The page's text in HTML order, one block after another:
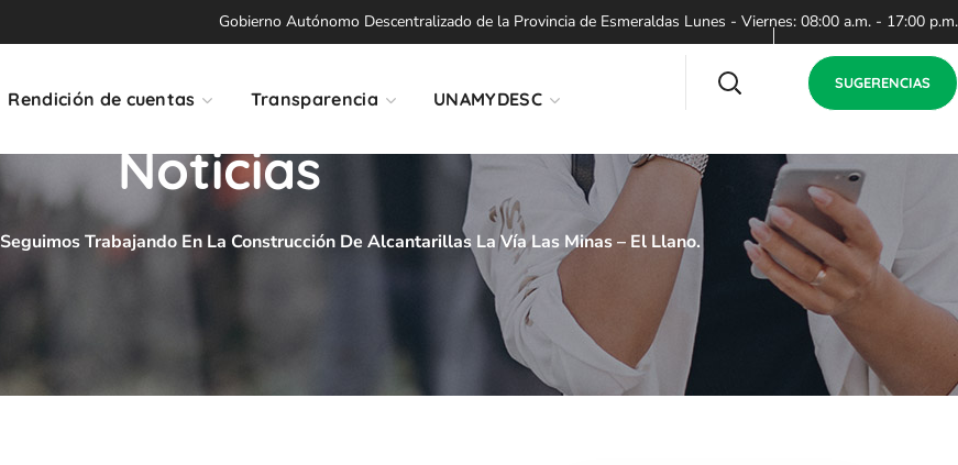
Gobierno Autónomo Descentralizado de la Provincia de Esmeraldas Lunes - Viernes: 08:00 a.m. - 17:00 p.m.
Rendición de cuentas Transparencia UNAMYDESC
SUGERENCIAS
Noticias
Seguimos Trabajando En La Construcción De Alcantarillas La Vía Las Minas – El Llano.